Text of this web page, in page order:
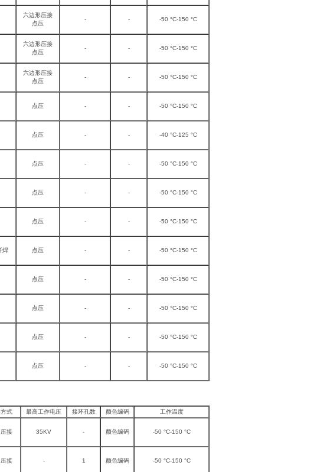
六边形压接
点压
- - -50 °C-150 °C
六边形压接
点压
- - -50 °C-150 °C
六边形压接
点压
- - -50 °C-150 °C
点压 - - -50 °C-150 °C
点压 - - -40 °C-125 °C
点压 - - -50 °C-150 °C
点压 - - -50 °C-150 °C
点压 - - -50 °C-150 °C
焊 点压 - - -50 °C-150 °C
点压 - - -50 °C-150 °C
点压 - - -50 °C-150 °C
点压 - - -50 °C-150 °C
点压 - - -50 °C-150 °C
式 最高工作电压 接环孔数 颜色编码 工作温度
接 35KV - 颜色编码 -50 °C-150 °C
接 - 1 颜色编码 -50 °C-150 °C